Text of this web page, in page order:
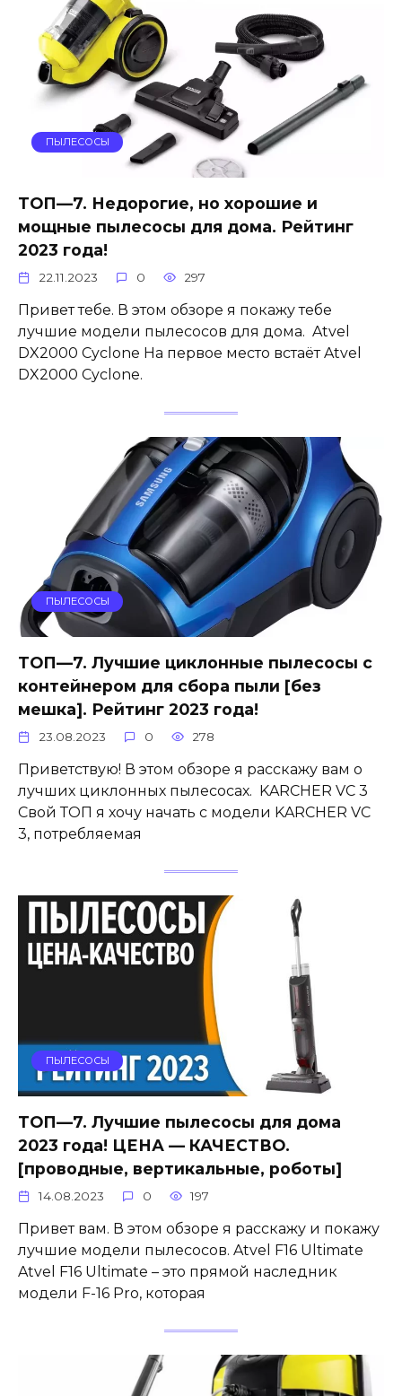
ПЫЛЕСОСЫ
ТОП—7. Недорогие, но хорошие и
мощные пылесосы для дома. Рейтинг
2023 года!
22.11.2023 0 297
Привет тебе. В этом обзоре я покажу тебе
лучшие модели пылесосов для дома. Atvel
DX2000 Cyclone На первое место встаёт Atvel
DX2000 Cyclone.
ПЫЛЕСОСЫ
ТОП—7. Лучшие циклонные пылесосы с
контейнером для сбора пыли [без
мешка]. Рейтинг 2023 года!
23.08.2023 0 278
Приветствую! В этом обзоре я расскажу вам о
лучших циклонных пылесосах. KARCHER VC 3
Свой ТОП я хочу начать с модели KARCHER VC
3, потребляемая
ПЫЛЕСОСЫ
ТОП—7. Лучшие пылесосы для дома
2023 года! ЦЕНА — КАЧЕСТВО.
[проводные, вертикальные, роботы]
14.08.2023 0 197
Привет вам. В этом обзоре я расскажу и покажу
лучшие модели пылесосов. Atvel F16 Ultimate
Atvel F16 Ultimate – это прямой наследник
модели F-16 Pro, которая